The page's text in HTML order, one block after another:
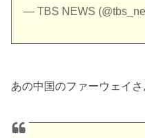
— TBS NEWS
あの中国のファーウェイ